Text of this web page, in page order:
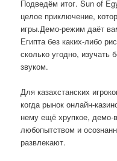
Подведём итог. Sun of
целое приключение,
игры.Демо-режим даёт
Египта без каких-либо
сколько угодно, изучать
звуком.
Для казахстанских
когда рынок онлайн-
нему ещё хрупкое, демо-
любопытством и
развлекают.